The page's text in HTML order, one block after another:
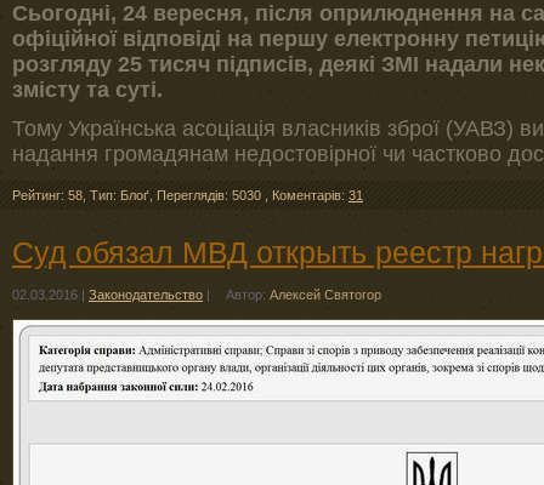
Сьогодні, 24 вересня, після оприлюднення на
офіційної відповіді на першу електронну
розгляду 25 тисяч підписів, деякі ЗМІ надали
змісту та суті.
Тому Українська асоціація власників зброї (УАВЗ)
надання громадянам недостовірної чи частково
Рейтинг: 58 Тип: Блоґ Переглядів: 5030 Коментарів: 31
Суд обязал МВД открыть реестр
02.03.2016 | Законодательство | Автор: Алексей Святогор